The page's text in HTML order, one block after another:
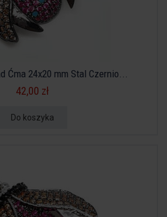
Ćma 24x20 mm Stal Czernio...
42,00 zł
Do koszyka